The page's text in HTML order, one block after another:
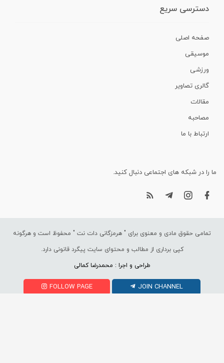
دسترسی سریع
صفحه اصلی
موسیقی
ورزشی
گالری تصاویر
مقالات
مصاحبه
ارتباط با ما
ما را در شبکه های اجتماعی دنبال کنید.
تمامی حقوق مادی و معنوی برای " هرمزگانی دات نت " محفوظ است و هرگونه
کپی برداری از مطالب و محتوای سایت پیگرد قانونی دارد.
طراحی و اجرا : محمدرضا کمالی
FOLLOW PAGE JOIN CHANNEL